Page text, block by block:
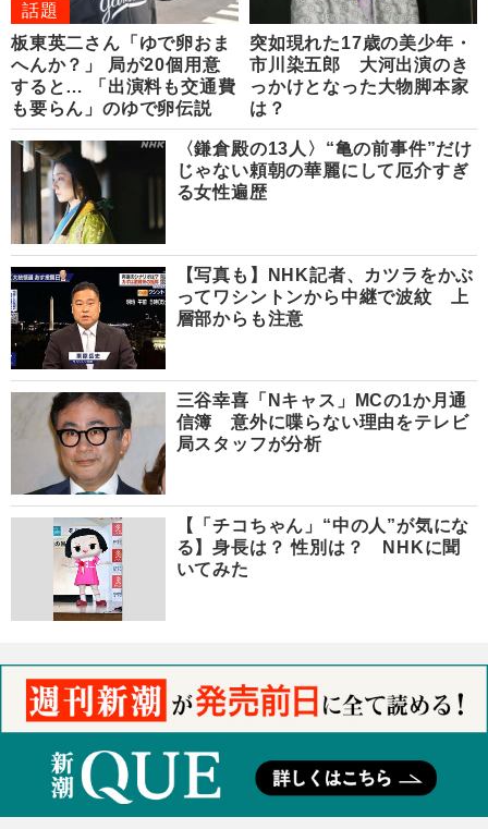
話題
板東英二さん「ゆで卵おま
へんか？」 局が20個用意
すると… 「出演料も交通費
も要らん」のゆで卵伝説
突如現れた17歳の美少年・
市川染五郎 大河出演のき
っかけとなった大物脚本家
は？
〈鎌倉殿の13人〉“亀の前事件”だけ
じゃない頼朝の華麗にして厄介すぎ
る女性遍歴
【写真も】NHK記者、カツラをかぶ
ってワシントンから中継で波紋 上
層部からも注意
三谷幸喜「Nキャス」MCの1か月通
信簿 意外に喋らない理由をテレビ
局スタッフが分析
【「チコちゃん」“中の人”が気にな
る】身長は？ 性別は？ NHKに聞
いてみた